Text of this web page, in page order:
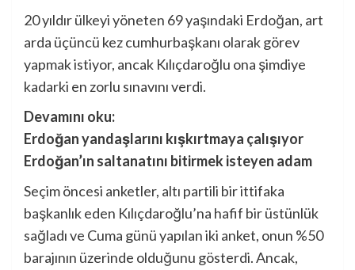
20 yıldır ülkeyi yöneten 69 yaşındaki Erdoğan, art
arda üçüncü kez cumhurbaşkanı olarak görev
yapmak istiyor, ancak Kılıçdaroğlu ona şimdiye
kadarki en zorlu sınavını verdi.
Devamını oku:
Erdoğan yandaşlarını kışkırtmaya çalışıyor
Erdoğan’ın saltanatını bitirmek isteyen adam
Seçim öncesi anketler, altı partili bir ittifaka
başkanlık eden Kılıçdaroğlu’na hafif bir üstünlük
sağladı ve Cuma günü yapılan iki anket, onun %50
barajının üzerinde olduğunu gösterdi. Ancak,